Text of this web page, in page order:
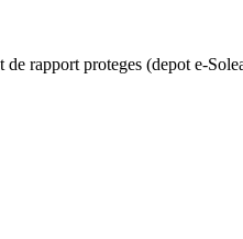
rapport proteges (depot e-